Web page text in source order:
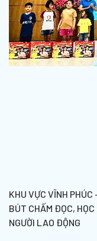
KHU VỰC VĨNH PHÚC
BÚT CHẤM ĐỌC,
NGƯỜI LAO ĐỘNG